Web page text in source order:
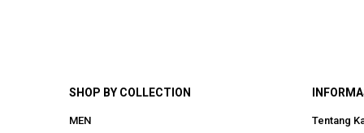
SHOP BY COLLECTION
MEN Tentang